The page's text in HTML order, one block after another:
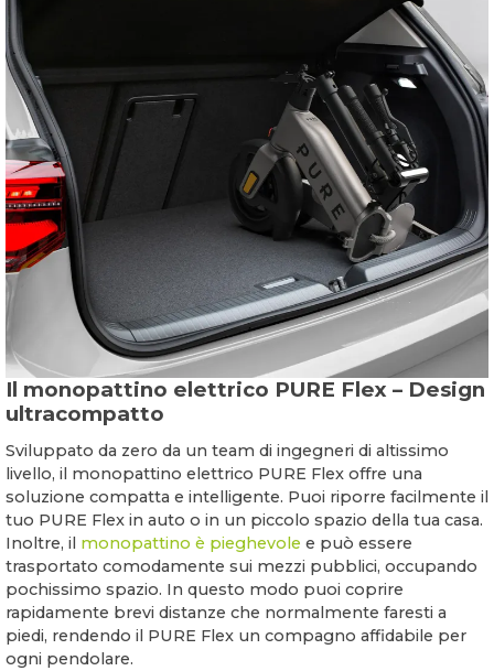
Il monopattino elettrico PURE Flex – Design
ultracompatto
Sviluppato da zero da un team di ingegneri di altissimo
livello, il monopattino elettrico PURE Flex offre una
soluzione compatta e intelligente. Puoi riporre facilmente il
tuo PURE Flex in auto o in un piccolo spazio della tua casa.
Inoltre, il monopattino è pieghevole e può essere
trasportato comodamente sui mezzi pubblici, occupando
pochissimo spazio. In questo modo puoi coprire
rapidamente brevi distanze che normalmente faresti a
piedi, rendendo il PURE Flex un compagno affidabile per
ogni pendolare.